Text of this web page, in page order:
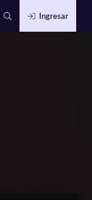
Ingresar